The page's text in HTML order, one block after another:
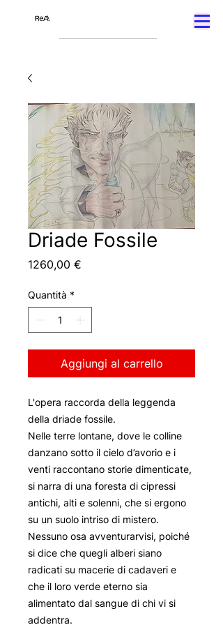
Driade Fossile
1260,00 €
Quantità *
Aggiungi al carrello
L'opera raccorda della leggenda
della driade fossile.
Nelle terre lontane, dove le colline
danzano sotto il cielo d’avorio e i
venti raccontano storie dimenticate,
si narra di una foresta di cipressi
antichi, alti e solenni, che si ergono
su un suolo intriso di mistero.
Nessuno osa avventurarvisi, poiché
si dice che quegli alberi siano
radicati su macerie di cadaveri e
che il loro verde eterno sia
alimentato dal sangue di chi vi si
addentra.